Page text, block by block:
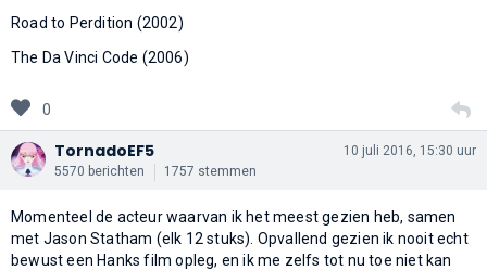
Road to Perdition (2002)
The Da Vinci Code (2006)
0
TornadoEF5
5570 berichten 1757 stemmen
10 juli 2016, 15:30 uur
Momenteel de acteur waarvan ik het meest gezien heb, samen
met Jason Statham (elk 12 stuks). Opvallend gezien ik nooit echt
bewust een Hanks film opleg, en ik me zelfs tot nu toe niet kan